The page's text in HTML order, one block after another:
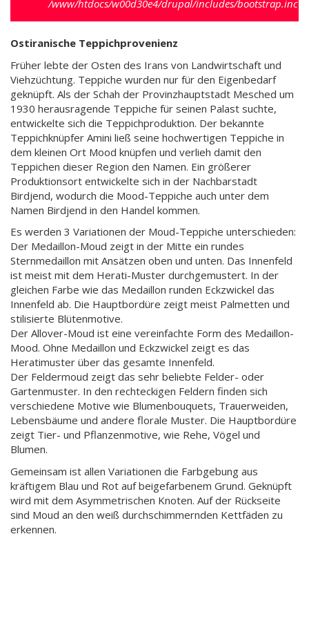
/www/htdocs/w00d30e4/drupal/includes/bootstrap.inc).
Ostiranische Teppichprovenienz
Früher lebte der Osten des Irans von Landwirtschaft und
Viehzüchtung. Teppiche wurden nur für den Eigenbedarf
geknüpft. Als der Schah der Provinzhauptstadt Mesched um
1930 herausragende Teppiche für seinen Palast suchte,
entwickelte sich die Teppichproduktion. Der bekannte
Teppichknüpfer Amini ließ seine hochwertigen Teppiche in
dem kleinen Ort Mood knüpfen und verlieh damit den
Teppichen dieser Region den Namen. Ein größerer
Produktionsort entwickelte sich in der Nachbarstadt
Birdjend, wodurch die Mood-Teppiche auch unter dem
Namen Birdjend in den Handel kommen.
Es werden 3 Variationen der Moud-Teppiche unterschieden:
Der Medaillon-Moud zeigt in der Mitte ein rundes
Sternmedaillon mit Ansätzen oben und unten. Das Innenfeld
ist meist mit dem Herati-Muster durchgemustert. In der
gleichen Farbe wie das Medaillon runden Eckzwickel das
Innenfeld ab. Die Hauptbordüre zeigt meist Palmetten und
stilisierte Blütenmotive.
Der Allover-Moud ist eine vereinfachte Form des Medaillon-
Mood. Ohne Medaillon und Eckzwickel zeigt es das
Heratimuster über das gesamte Innenfeld.
Der Feldermoud zeigt das sehr beliebte Felder- oder
Gartenmuster. In den rechteckigen Feldern finden sich
verschiedene Motive wie Blumenbouquets, Trauerweiden,
Lebensbäume und andere florale Muster. Die Hauptbordüre
zeigt Tier- und Pflanzenmotive, wie Rehe, Vögel und
Blumen.
Gemeinsam ist allen Variationen die Farbgebung aus
kräftigem Blau und Rot auf beigefarbenem Grund. Geknüpft
wird mit dem Asymmetrischen Knoten. Auf der Rückseite
sind Moud an den weiß durchschimmernden Kettfäden zu
erkennen.